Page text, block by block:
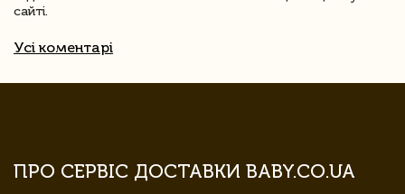
сайті.
Усі коментарі
ПРО СЕРВІС ДОСТАВКИ BABY.CO.UA